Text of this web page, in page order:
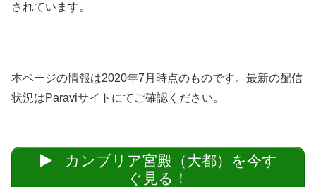
されています。
本ページの情報は2020年7月時点のものです。最新の配信
状況はParaviサイトにてご確認ください。
カンブリア宮殿（大都）を今す
ぐ見る！